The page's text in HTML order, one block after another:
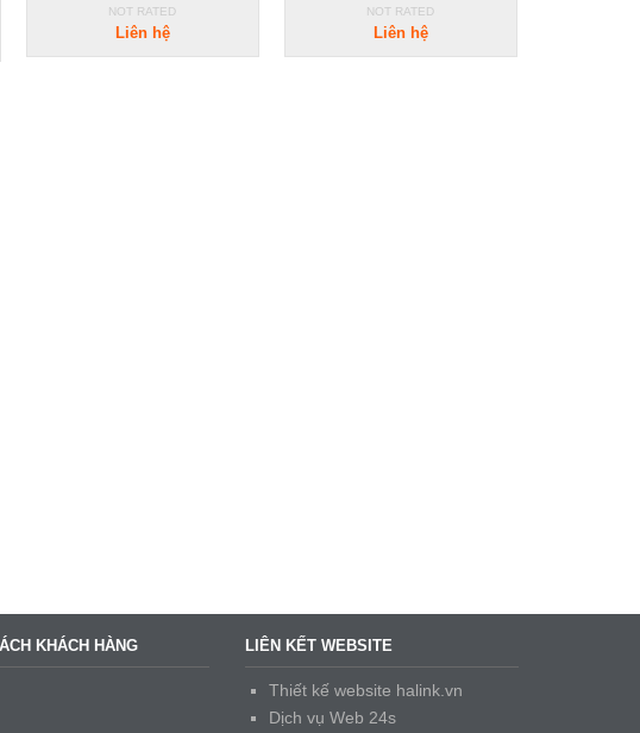
NOT RATED
Liên hệ
NOT RATED
Liên hệ
KHÁCH HÀNG LIÊN KẾT WEBSITE
Thiết kế website halink.vn
Dịch vụ Web 24s